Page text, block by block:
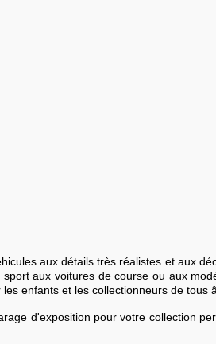
aux détails très réalistes et aux
aux voitures de course ou aux
enfants et les collectionneurs de tous
d'exposition pour votre collection